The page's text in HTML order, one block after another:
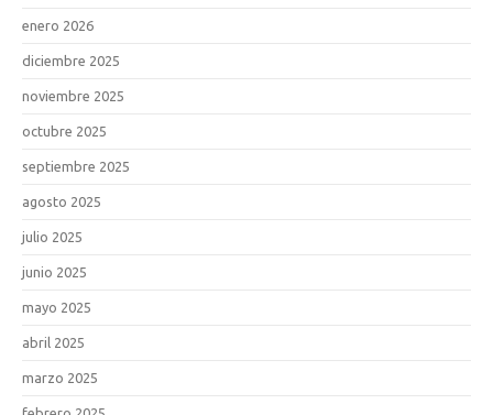
enero 2026
diciembre 2025
noviembre 2025
octubre 2025
septiembre 2025
agosto 2025
julio 2025
junio 2025
mayo 2025
abril 2025
marzo 2025